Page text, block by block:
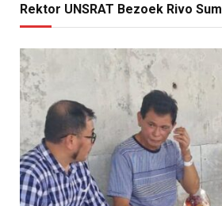
Rektor UNSRAT Bezoek Rivo